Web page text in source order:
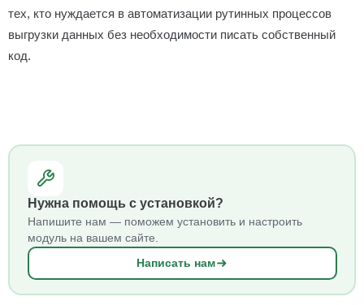
тех, кто нуждается в автоматизации рутинных процессов
выгрузки данных без необходимости писать собственный
код.
Нужна помощь с установкой?
Напишите нам — поможем установить и настроить
модуль на вашем сайте.
Написать нам